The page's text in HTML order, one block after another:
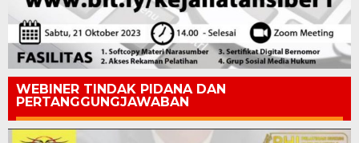
WEBINER TINDAK PIDANA DAN
PERTANGGUNGJAWABAN